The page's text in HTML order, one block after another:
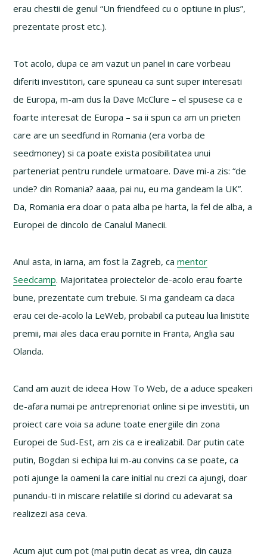
erau chestii de genul “Un friendfeed cu o optiune in plus”,
prezentate prost etc.).
Tot acolo, dupa ce am vazut un panel in care vorbeau
diferiti investitori, care spuneau ca sunt super interesati
de Europa, m-am dus la Dave McClure – el spusese ca e
foarte interesat de Europa – sa ii spun ca am un prieten
care are un seedfund in Romania (era vorba de
seedmoney) si ca poate exista posibilitatea unui
parteneriat pentru rundele urmatoare. Dave mi-a zis: “de
unde? din Romania? aaaa, pai nu, eu ma gandeam la UK”.
Da, Romania era doar o pata alba pe harta, la fel de alba, a
Europei de dincolo de Canalul Manecii.
Anul asta, in iarna, am fost la Zagreb, camentor
Seedcamp. Majoritatea proiectelor de-acolo erau foarte
bune, prezentate cum trebuie. Si ma gandeam ca daca
erau cei de-acolo la LeWeb, probabil ca puteau lua linistite
premii, mai ales daca erau pornite in Franta, Anglia sau
Olanda.
Cand am auzit de ideea How To Web, de a aduce speakeri
de-afara numai pe antreprenoriat online si pe investitii, un
proiect care voia sa adune toate energiile din zona
Europei de Sud-Est, am zis ca e irealizabil. Dar putin cate
putin, Bogdan si echipa lui m-au convins ca se poate, ca
poti ajunge la oameni la care initial nu crezi ca ajungi, doar
punandu-ti in miscare relatiile si dorind cu adevarat sa
realizezi asa ceva.
Acum ajut cum pot (mai putin decat as vrea, din cauza